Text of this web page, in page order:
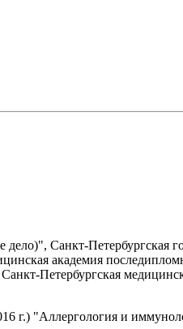
Санкт-Петербургская
академия
Петербургская
г.) "Аллергология и